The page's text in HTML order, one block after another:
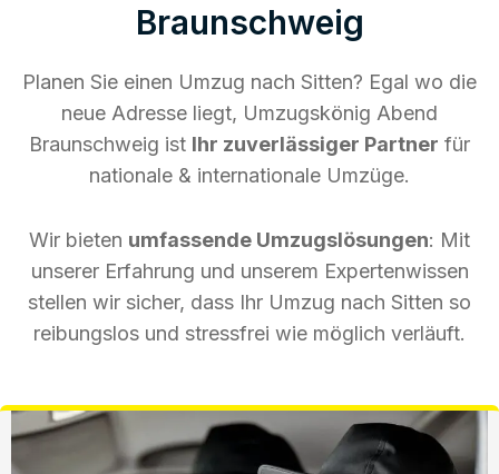
Braunschweig
Planen Sie einen Umzug nach Sitten? Egal wo die
neue Adresse liegt, Umzugskönig Abend
Braunschweig ist Ihr zuverlässiger Partner für
nationale & internationale Umzüge.
Wir bieten umfassende Umzugslösungen: Mit
unserer Erfahrung und unserem Expertenwissen
stellen wir sicher, dass Ihr Umzug nach Sitten so
reibungslos und stressfrei wie möglich verläuft.